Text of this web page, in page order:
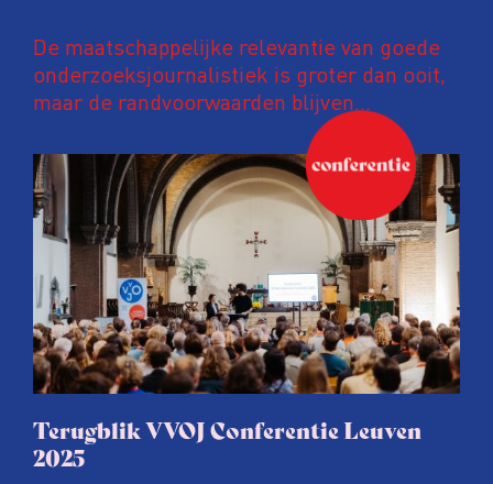
De maatschappelijke relevantie van goede
onderzoeksjournalistiek is groter dan ooit,
maar de randvoorwaarden blijven
kwetsbaar. Tijdens de komende VVOJ
Conferentie duiken we in De
ongemakkelijke werkelijkheid: een eerlijke
en urgente blik op de staat van ons vak.
Terugblik VVOJ Conferentie Leuven
2025